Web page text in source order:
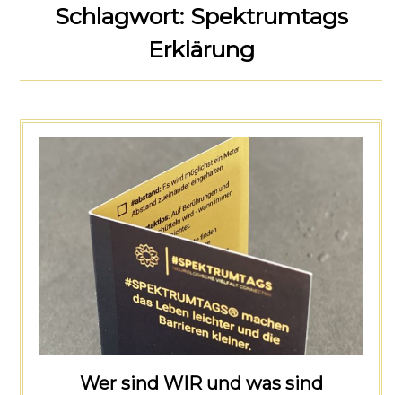
Schlagwort: Spektrumtags
Erklärung
Wer sind WIR und was sind